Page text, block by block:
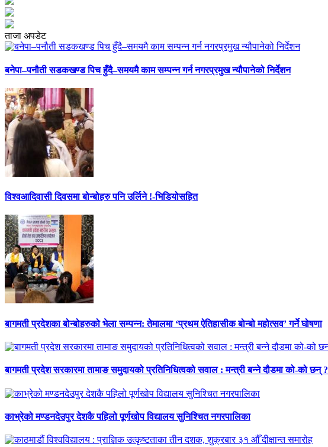
ताजा अपडेट
बनेपा–पनौती सडकखण्ड पिच हुँदै–समयमै काम सम्पन्न गर्न नगरप्रमुख न्यौपानेको निर्देशन
विश्वआदिवासी दिवसमा बोन्बोहरु पनि उर्लिने !-भिडियोसहित
बागमती प्रदेशका बोन्बोहरुको भेला सम्पन्न: तेमालमा ‘प्रथम ऐतिहासीक बोन्बो महोत्सव’ गर्ने घोषणा
बागमती प्रदेश सरकारमा तामाङ समुदायको प्रतिनिधित्वको सवाल : मन्त्री बन्ने दौडमा को‐को छन् ?
काभ्रेको मण्डनदेउपुर देशकै पहिलो पूर्णखोप विद्यालय सुनिश्चित नगरपालिका